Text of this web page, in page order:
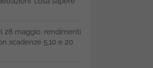
28 maggio: rendimenti
scadenze 5,10 e 20